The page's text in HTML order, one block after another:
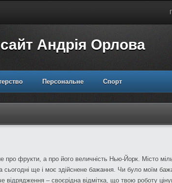
Андрія Орлова
Персональне Спорт
про фрукти, а про його величність Нью-Йорк. Місто
сьогодні ще і моє здійснене бажання. Чи було моїм
відрядження – своєрідна відмітка, що твою роботу